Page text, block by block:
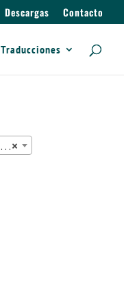
Descargas Contacto
Traducciones
×